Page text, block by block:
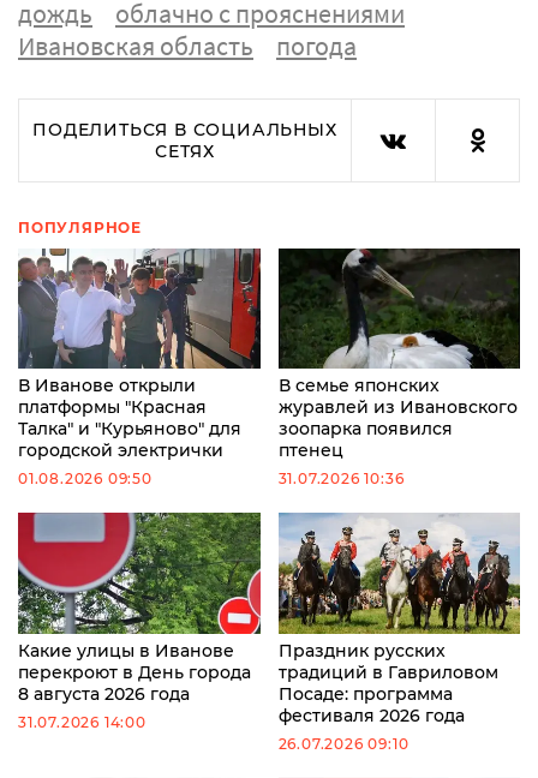
дождь
облачно с прояснениями
Ивановская область
погода
ПОДЕЛИТЬСЯ В СОЦИАЛЬНЫХ
СЕТЯХ
ПОПУЛЯРНОЕ
В Иванове открыли
платформы "Красная
Талка" и "Курьяново" для
городской электрички
01.08.2026 09:50
В семье японских
журавлей из Ивановского
зоопарка появился
птенец
31.07.2026 10:36
Какие улицы в Иванове
перекроют в День города
8 августа 2026 года
31.07.2026 14:00
Праздник русских
традиций в Гавриловом
Посаде: программа
фестиваля 2026 года
26.07.2026 09:10